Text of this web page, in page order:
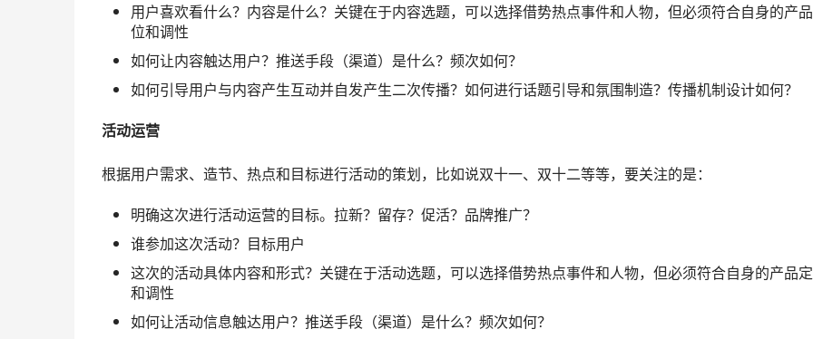
用户喜欢看什么？内容是什么？关键在于内容选题，可以选择借势热点事件和人物，但必须符合自身的产
位和调性
如何让内容触达用户？推送手段（渠道）是什么？频次如何？
如何引导用户与内容产生互动并自发产生二次传播？如何进行话题引导和氛围制造？传播机制设计如何？
活动运营
根据用户需求、造节、热点和目标进行活动的策划，比如说双十一、双十二等等，要关注的是：
明确这次进行活动运营的目标。拉新？留存？促活？品牌推广？
谁参加这次活动？目标用户
这次的活动具体内容和形式？关键在于活动选题，可以选择借势热点事件和人物，但必须符合自身的产品
和调性
如何让活动信息触达用户？推送手段（渠道）是什么？频次如何？